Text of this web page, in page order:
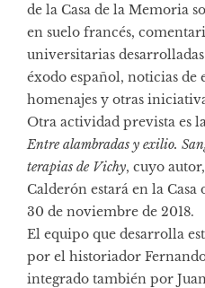
de la Casa de la Memoria
en suelo francés,
universitarias
éxodo español, noticias de
homenajes y otras
Otra actividad prevista es
Entre alambradas y exilio.
terapias de Vichy, cuyo
Calderón estará en la
30 de noviembre de 2018.
El equipo que desarrolla
por el historiador
integrado también por